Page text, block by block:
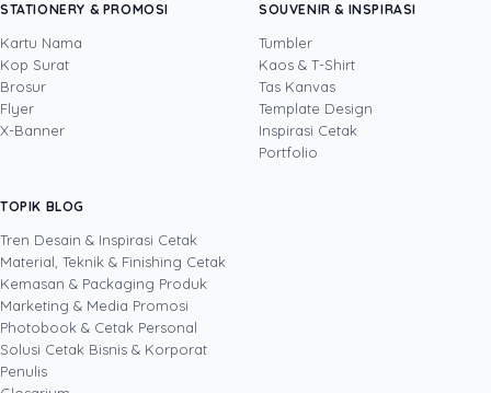
pengalaman lebih dari 8 tahun di bidang
project management. Sebagai Project Manager
Uprint.id, ia mengelola proyek pemasaran lintas
fungsi dari tahap perencanaan hingga
penyelesaian, termasuk kampanye yang
memadukan kanal digital dengan material
cetak seperti brosur, banner, kartu nama, dan
mengeksekusi proyek cetak, sehingga setiap
strategi yang ia bagikan teruji di lapangan dan
selaras dengan tujuan bisnis.
Lihat semua penulis
Popular
STATIONERY & PROMOSI
Kartu Nama
Kop Surat
Brosur
Flyer
X-Banner
SOUVENIR & INSPIRASI
Tumbler
Kaos & T-Shirt
Tas Kanvas
Template Design
Inspirasi Cetak
Portfolio
TOPIK BLOG
Tren Desain & Inspirasi Cetak
Material, Teknik & Finishing Cetak
Kemasan & Packaging Produk
Marketing & Media Promosi
Photobook & Cetak Personal
Solusi Cetak Bisnis & Korporat
Penulis